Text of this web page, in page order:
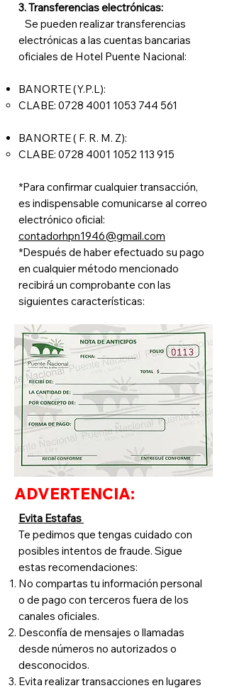
3. Transferencias electrónicas:
Se pueden realizar transferencias
electrónicas a las cuentas bancarias
oficiales de Hotel Puente Nacional:
BANORTE (Y.P.L):
CLABE: 0728 4001 1053 744 561
BANORTE ( F. R. M. Z):
CLABE: 0728 4001 1052 113 915
*Para confirmar cualquier transacción,
es indispensable comunicarse al correo
electrónico oficial:
contadorhpn1946@gmail.com
*Después de haber efectuado su pago
en cualquier método mencionado
recibirá un comprobante con las
siguientes características:
ADVERTENCIA:
Evita Estafas
Te pedimos que tengas cuidado con
posibles intentos de fraude. Sigue
estas recomendaciones:
No compartas tu información personal
o de pago con terceros fuera de los
canales oficiales.
Desconfía de mensajes o llamadas
desde números no autorizados o
desconocidos.
Evita realizar transacciones en lugares